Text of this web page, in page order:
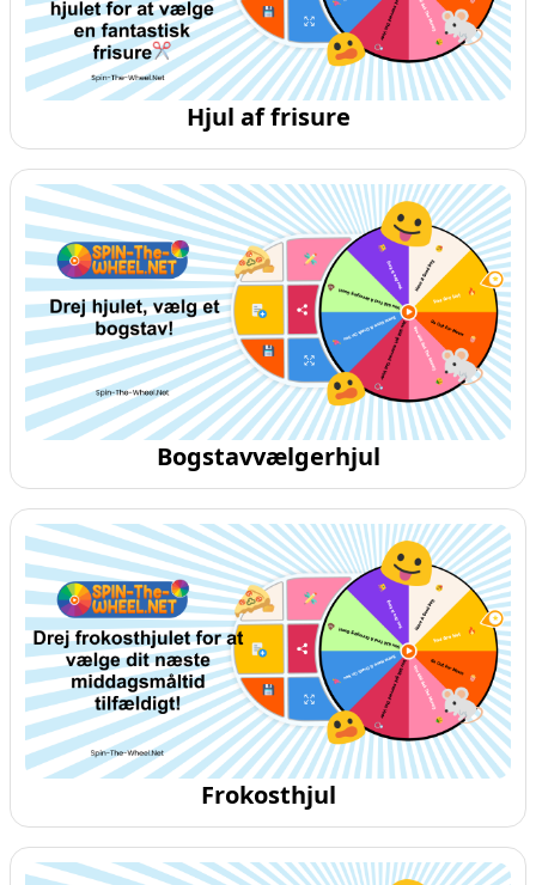
Hjul af frisure
Bogstavvælgerhjul
Frokosthjul